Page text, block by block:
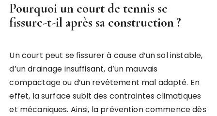
Pourquoi un court de tennis se
fissure-t-il après sa construction ?
Un court peut se fissurer à cause d’un sol instable,
d’un drainage insuffisant, d’un mauvais
compactage ou d’un revêtement mal adapté. En
effet, la surface subit des contraintes climatiques
et mécaniques. Ainsi, la prévention commence dès